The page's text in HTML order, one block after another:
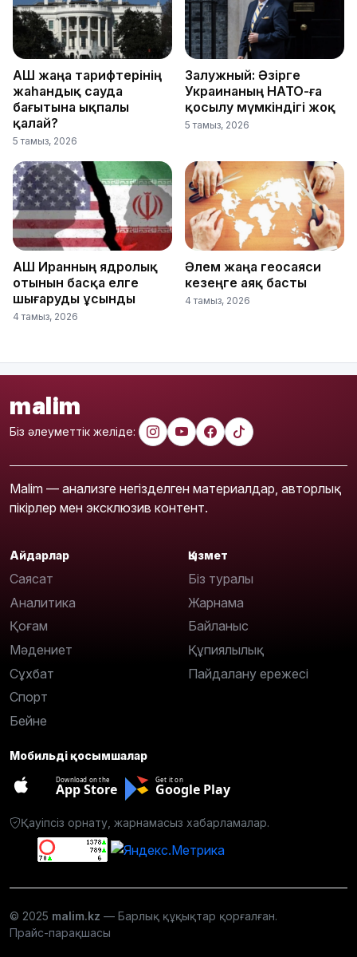
АҚШ жаңа тарифтерінің
жаһандық сауда
бағытына ықпалы
қалай?
5 тамыз, 2026
Залужный: Әзірге
Украинаның НАТО-ға
қосылу мүмкіндігі жоқ
5 тамыз, 2026
АҚШ Иранның ядролық
отынын басқа елге
шығаруды ұсынды
4 тамыз, 2026
Әлем жаңа геосаяси
кезеңге аяқ басты
4 тамыз, 2026
malim
Біз әлеуметтік желіде:
Malim — анализге негізделген материалдар, авторлық
пікірлер мен эксклюзив контент.
Айдарлар
Саясат
Аналитика
Қоғам
Мәдениет
Сұхбат
Спорт
Бейне
Қызмет
Біз туралы
Жарнама
Байланыс
Құпиялылық
Пайдалану ережесі
Мобильді қосымшалар
Download on the
App Store
Get it on
Google Play
Қауіпсіз орнату, жарнамасыз хабарламалар.
© 2025 malim.kz — Барлық құқықтар қорғалған.
Прайс-парақшасы